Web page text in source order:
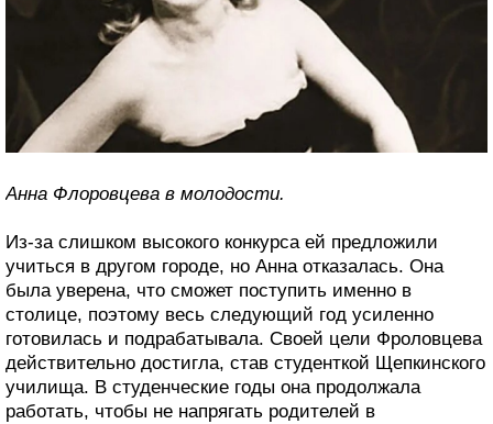
Анна Флоровцева в молодости.
Из-за слишком высокого конкурса ей предложили
учиться в другом городе, но Анна отказалась. Она
была уверена, что сможет поступить именно в
столице, поэтому весь следующий год усиленно
готовилась и подрабатывала. Своей цели Фроловцева
действительно достигла, став студенткой Щепкинского
училища. В студенческие годы она продолжала
работать, чтобы не напрягать родителей в